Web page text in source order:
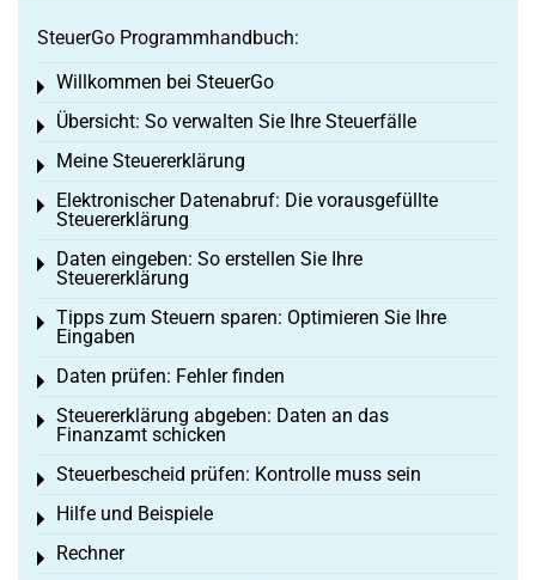
SteuerGo Programmhandbuch:
Willkommen bei SteuerGo
Toggle menu
Übersicht: So verwalten Sie Ihre Steuerfälle
Toggle menu
Meine Steuererklärung
Toggle menu
Elektronischer Datenabruf: Die vorausgefüllte
Steuererklärung
Toggle menu
Daten eingeben: So erstellen Sie Ihre
Steuererklärung
Toggle menu
Tipps zum Steuern sparen: Optimieren Sie Ihre
Eingaben
Toggle menu
Daten prüfen: Fehler finden
Toggle menu
Steuererklärung abgeben: Daten an das
Finanzamt schicken
Toggle menu
Steuerbescheid prüfen: Kontrolle muss sein
Toggle menu
Hilfe und Beispiele
Toggle menu
Rechner
Toggle menu